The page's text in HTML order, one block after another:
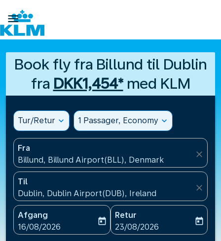

Book fly fra Billund til Dublin
fra DKK1,454*med KLM
Tur/Retur expand_more 1 Passager, Economy expand_more
Fra
Billund, Billund Airport(BLL), Denmark
close
Til
Dublin, Dublin Airport(DUB), Ireland
close
Afgang
fc-booking-departure-date-aria-label
16/08/2026
today
Retur
fc-booking-return-date-
23/08/2026
today